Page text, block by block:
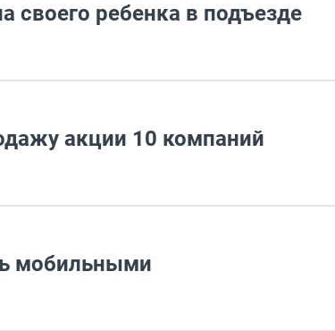
своего ребенка в подъезде
акции 10 компаний
мобильными